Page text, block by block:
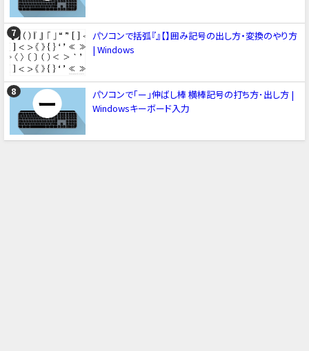
パソコンで括弧『』【】囲み記号の出し方・変換のやり方
| Windows
パソコンで「ー」伸ばし棒 横棒記号の打ち方･出し方 |
Windowsキーボード入力